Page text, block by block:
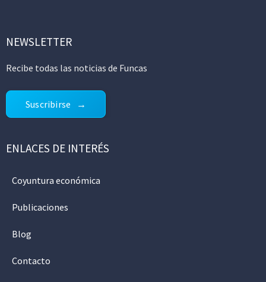
NEWSLETTER
Recibe todas las noticias de Funcas
Suscribirse
ENLACES DE INTERÉS
Coyuntura económica
Publicaciones
Blog
Contacto